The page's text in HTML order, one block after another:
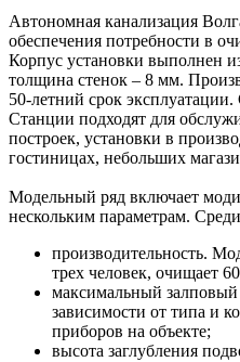
Автономная канализация
обеспечения потребности в
Корпус установки выполнен
толщина стенок – 8 мм.
50-летний срок
Станции подходят для
построек, установки в
гостиницах, небольших
Модельный ряд включает
нескольким параметрам.
производительность.
трех человек, очищает
максимальный
зависимости от типа и
приборов на объекте;
высота заглубления